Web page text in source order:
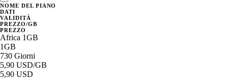
NOME DEL PIANO
DATI
VALIDITÀ
PREZZO/GB
PREZZO
Africa 1GB
1GB
730 Giorni
5,90 USD/GB
5,90 USD